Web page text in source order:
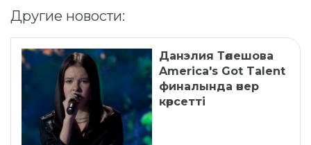
Другие новости:
Данэлия Төлешова
America's Got Talent
финалында өнер
көрсетті